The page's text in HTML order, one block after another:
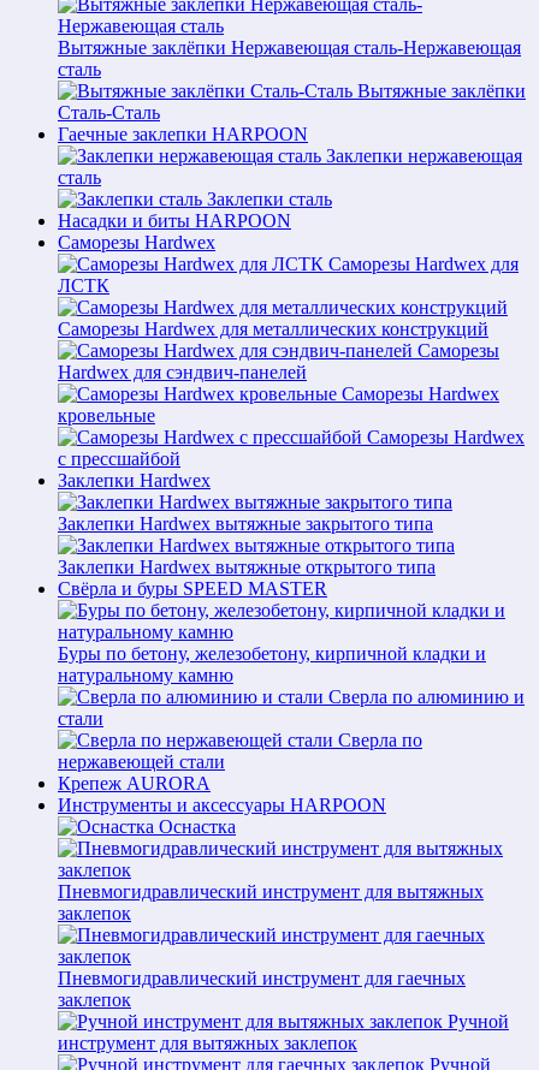
Вытяжные заклёпки Нержавеющая сталь-Нержавеющая
сталь
Вытяжные заклёпки
Сталь-Сталь
Гаечные заклепки HARPOON
Заклепки нержавеющая
сталь
Заклепки сталь
Насадки и биты HARPOON
Саморезы Hardwex
Саморезы Hardwex для
ЛСТК
Саморезы Hardwex для металлических конструкций
Саморезы
Hardwex для сэндвич-панелей
Саморезы Hardwex
кровельные
Саморезы Hardwex
с прессшайбой
Заклепки Hardwex
Заклепки Hardwex вытяжные закрытого типа
Заклепки Hardwex вытяжные открытого типа
Свёрла и буры SPEED MASTER
Буры по бетону, железобетону, кирпичной кладки и
натуральному камню
Сверла по алюминию и
стали
Сверла по
нержавеющей стали
Крепеж AURORA
Инструменты и аксессуары HARPOON
Оснастка
Пневмогидравлический инструмент для вытяжных
заклепок
Пневмогидравлический инструмент для гаечных
заклепок
Ручной
инструмент для вытяжных заклепок
Ручной